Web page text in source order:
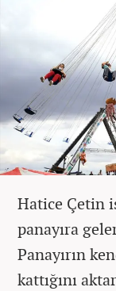
Hatice Çetin
panayıra
Panayırın
kattığını